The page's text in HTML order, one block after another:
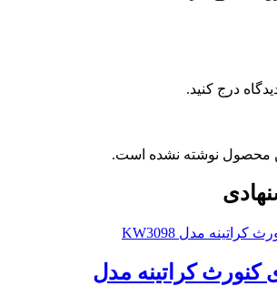
درج کنید.
محصول نوشته نشده است.
کنورث کراتینه مدل